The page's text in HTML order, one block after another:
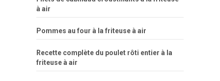
à air
Pommes au four à la friteuse à air
Recette complète du poulet rôti entier à la
friteuse à air